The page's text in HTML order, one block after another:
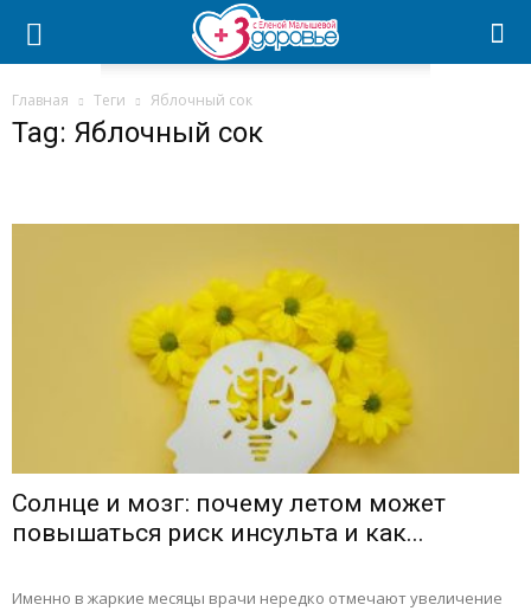
Главная Теги Яблочный сок
Tag: Яблочный сок
Солнце и мозг: почему летом может
повышаться риск инсульта и как...
Именно в жаркие месяцы врачи нередко отмечают увеличение